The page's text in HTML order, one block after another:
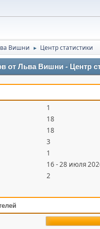
Вишни ► Центр статистики
от Льва Вишни - Центр
1
18
18
3
1
16 - 28 июля
2